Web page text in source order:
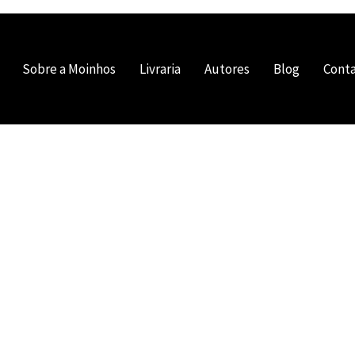
Sobre a Moinhos Livraria Autores Blog